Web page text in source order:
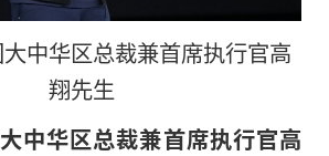
中华区总裁兼首席执行官高
翔先生
中华区总裁兼首席执行官高